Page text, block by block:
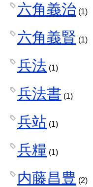
六角義治 (1)
六角義賢 (1)
兵法 (1)
兵法書 (1)
兵站 (1)
兵糧 (1)
内藤昌豊 (2)